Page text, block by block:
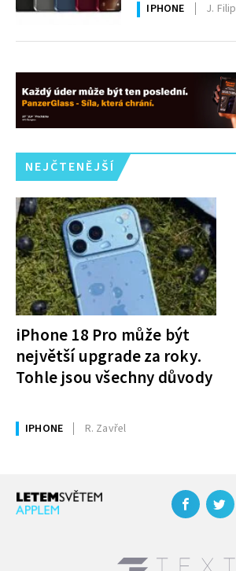
IPHONE J. Filip
NEJČTENĚJŠÍ
iPhone 18 Pro může být
největší upgrade za roky.
Tohle jsou všechny důvody
IPHONE R. Zavřel